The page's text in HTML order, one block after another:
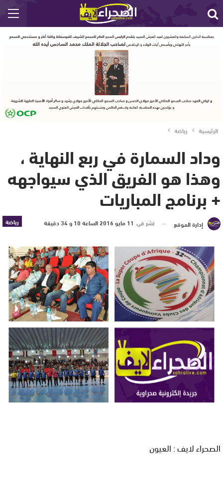
الرئيسية رياضة
وداد السمارة في ربع النهاية ،
وهذا هو الفريق الذي سيواجهه
+ برنامج المباريات
رياضة إدارة الموقع نشر في 11 مايو 2016 الساعة 10 و 34 دقيقة
الصحراء لايف : العيون